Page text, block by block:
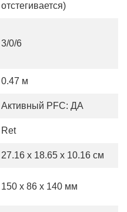
отстегивается)
3/0/6
0.47 м
Активный PFC: ДА
Ret
27.16 x 18.65 x 10.16 см
150 x 86 x 140 мм